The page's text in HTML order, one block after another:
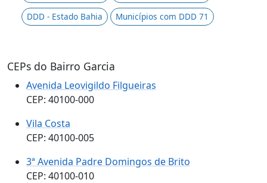
DDD - Estado Bahia
Municípios com DDD 71
CEPs do Bairro Garcia
Avenida Leovigildo Filgueiras
CEP: 40100-000
Vila Costa
CEP: 40100-005
3ª Avenida Padre Domingos de Brito
CEP: 40100-010